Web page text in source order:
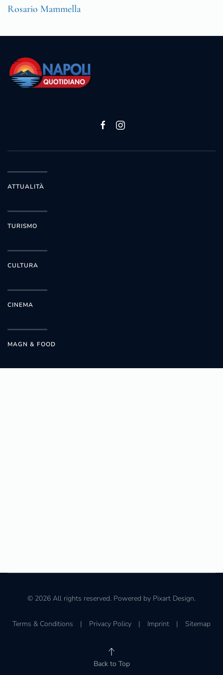
Rosario Mammella
ATTUALITÀ
TURISMO
CULTURA
CINEMA
MAGN & FOOD
© 2026 All rights reserved. Powered by Pixart Design.
Terms & Conditions | Privacy Policy | Imprint | Sitemap
Back to Top